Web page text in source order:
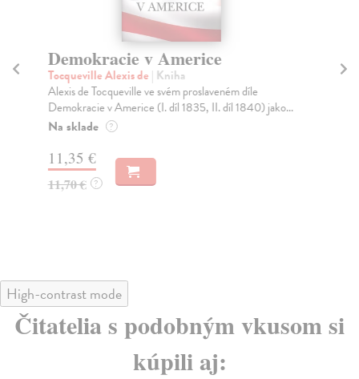
Demokracie v Americe
Tocqueville Alexis de | Kniha
Alexis de Tocqueville ve svém proslaveném díle
Demokracie v Americe (I. díl 1835, II. díl 1840) jako...
Na sklade ?
11,35 €
11,70 € ?
High-contrast mode
Čitatelia s podobným vkusom si
kúpili aj: